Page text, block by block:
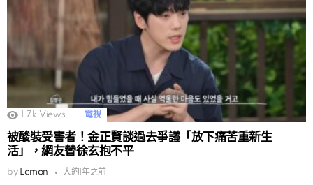
1.7k Views 電視
被酸裝受害者！金正賢談過去爭議「放下痛苦重新生
活」，網友替徐玄抱不平
by Lemon 大約1年之前